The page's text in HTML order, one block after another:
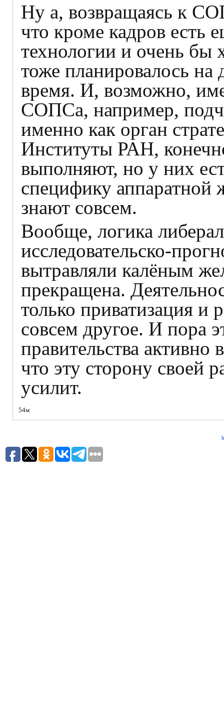
Ну а, возвращаясь к
что кроме кадров есть
технологии и очень бы
тоже планировалось на
время. И, возможно,
СОПСа, например,
именно как орган
Институты РАН,
выполняют, но у них
специфику аппаратной
знают совсем.
Вообще, логика
исследовательско-
вытравляли калёным
прекращена.
только приватизация и
совсем другое. И пора
правительства активно
что эту сторону своей
усилит.
54м